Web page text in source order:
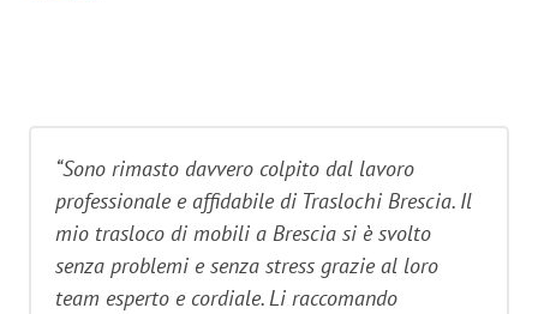
“Sono rimasto davvero colpito dal lavoro
professionale e affidabile di Traslochi Brescia. Il
mio trasloco di mobili a Brescia si è svolto
senza problemi e senza stress grazie al loro
team esperto e cordiale. Li raccomando